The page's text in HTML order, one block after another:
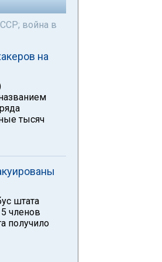
война в
на
тысяч
штата
членов
получило